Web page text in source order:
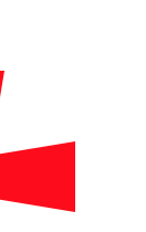
as